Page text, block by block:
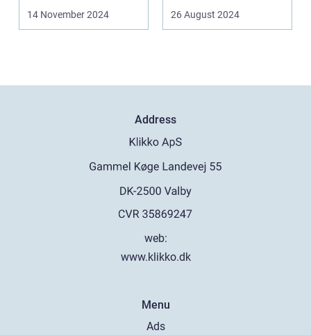
14 November 2024
En af...
26 August 2024
Address
web:
www.klikko.dk
Menu
Ads